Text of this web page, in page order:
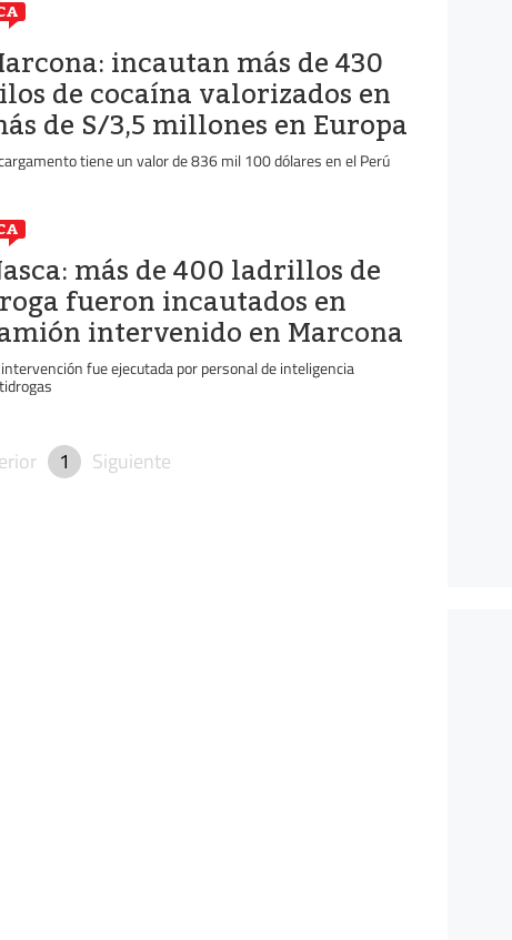
incautan más de 430
de cocaína valorizados en
de S/3,5 millones en Europa
tiene un valor de 836 mil 100 dólares en el Perú
más de 400 ladrillos de
fueron incautados en
intervenido en Marcona
fue ejecutada por personal de inteligencia
1 Siguiente